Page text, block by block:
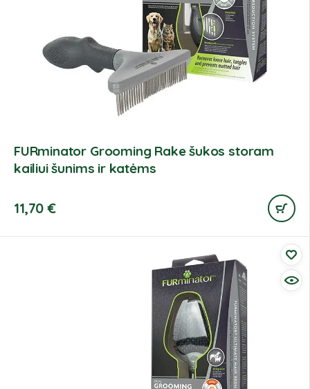
FURminator Grooming Rake šukos storam
kailiui šunims ir katėms
11,70€